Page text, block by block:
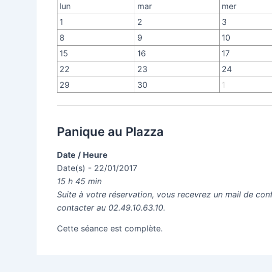
lun mar mer
1
2 3
8
9 10
15
16 17
22
23 24
29
30 1
Panique au Plazza
Date / Heure
Date(s) - 22/01/2017
15 h 45 min
Suite à votre réservation, vous recevrez un mail de
contacter au 02.49.10.63.10.
Cette séance est complète.